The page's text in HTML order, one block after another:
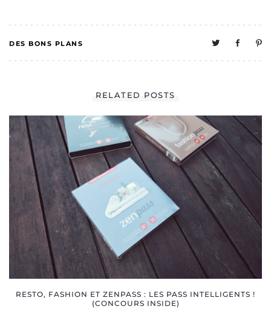
DES BONS PLANS
RELATED POSTS
RESTO, FASHION ET ZENPASS : LES PASS INTELLIGENTS !
(CONCOURS INSIDE)